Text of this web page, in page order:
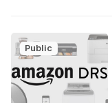
Public